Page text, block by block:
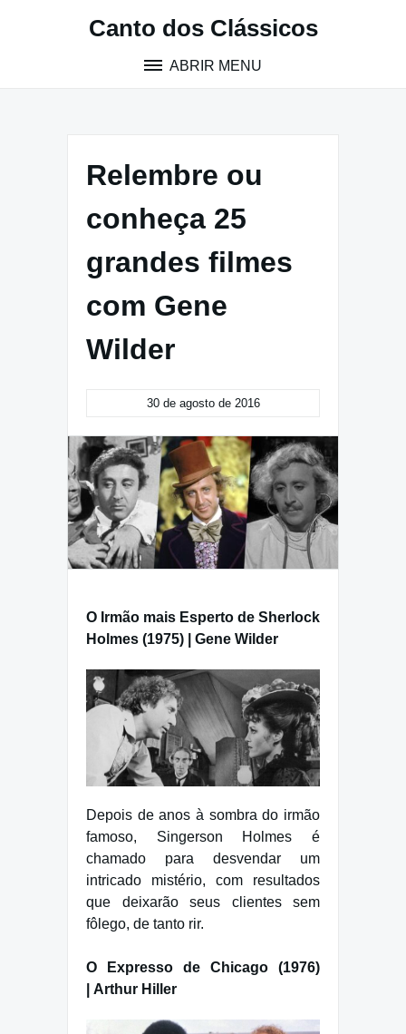
Canto dos Clássicos
ABRIR MENU
Relembre ou
conheça 25
grandes filmes
com Gene
Wilder
30 de agosto de 2016
O Irmão mais Esperto de Sherlock
Holmes (1975) | Gene Wilder
Depois de anos à sombra do irmão
famoso, Singerson Holmes é
chamado para desvendar um
intricado mistério, com resultados
que deixarão seus clientes sem
fôlego, de tanto rir.
O Expresso de Chicago (1976)
| Arthur Hiller